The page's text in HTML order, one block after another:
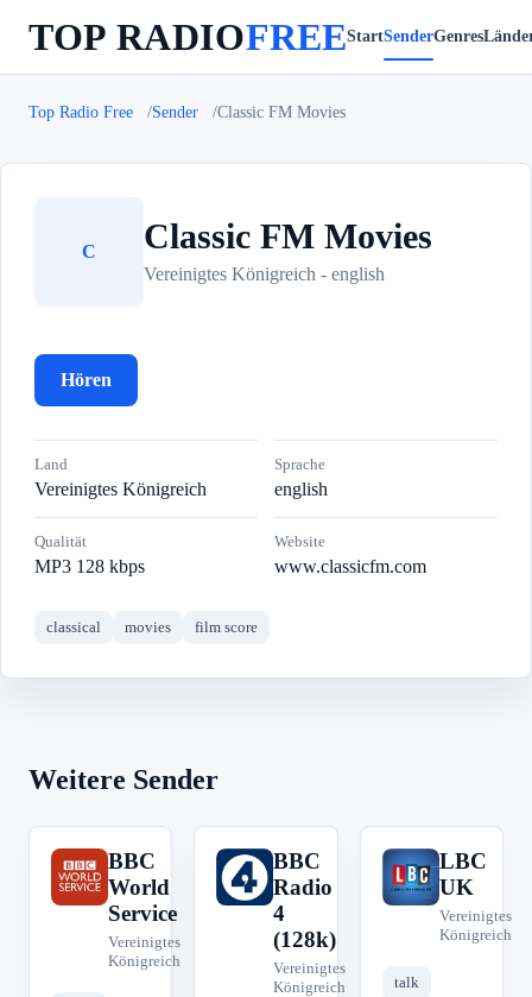
TOP RADIOFREEStartSenderGenres
Top Radio Free Sender Classic FM Movies
C Classic FM Movies
Vereinigtes Königreich - english
Hören
Land
Vereinigtes Königreich
Sprache
english
Qualität
MP3 128 kbps
Website
www.classicfm.com
classical movies film score
Weitere Sender
B
BBC
World
Service
Vereinigtes
Königreich
B
BBC
Radio
4
(128k)
Vereinigtes
Königreich
L
LBC
UK
Vereinigtes
Königreich
talk